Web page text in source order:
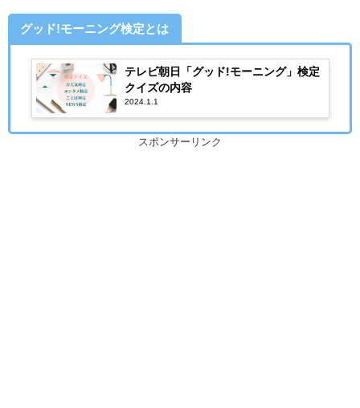
グッド!モーニング検定とは
テレビ朝日「グッド!モーニング」検定
クイズの内容
2024.1.1
スポンサーリンク